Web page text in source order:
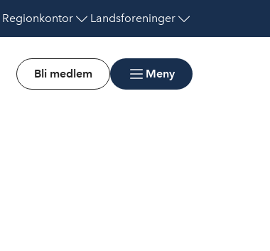
Regionkontor Landsforeninger
Bli medlem Meny